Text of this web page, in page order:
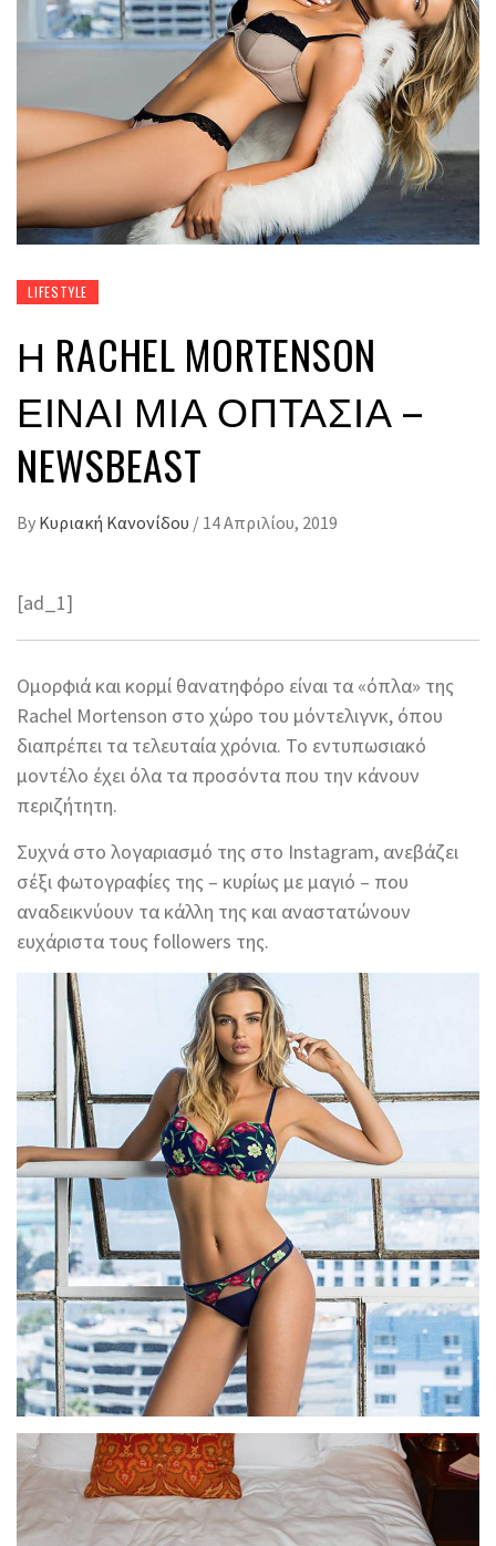
LIFESTYLE
Η RACHEL MORTENSON
ΕΊΝΑΙ ΜΊΑ ΟΠΤΑΣΊΑ –
NEWSBEAST
By Κυριακή Κανονίδου / 14 Απριλίου, 2019
[ad_1]
Ομορφιά και κορμί θανατηφόρο είναι τα «όπλα» της
Rachel Mortenson στο χώρο του μόντελιγνκ, όπου
διαπρέπει τα τελευταία χρόνια. Το εντυπωσιακό
μοντέλο έχει όλα τα προσόντα που την κάνουν
περιζήτητη.
Συχνά στο λογαριασμό της στο Instagram, ανεβάζει
σέξι φωτογραφίες της – κυρίως με μαγιό – που
αναδεικνύουν τα κάλλη της και αναστατώνουν
ευχάριστα τους followers της.